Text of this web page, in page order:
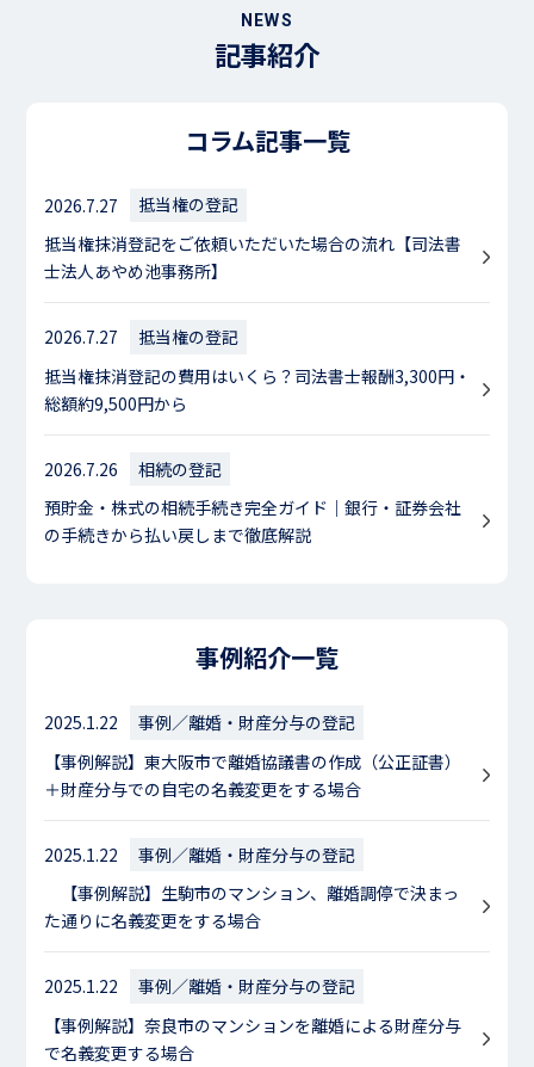
NEWS
記事紹介
コラム記事一覧
2026.7.27
抵当権の登記
抵当権抹消登記をご依頼いただいた場合の流れ【司法書
士法人あやめ池事務所】
2026.7.27
抵当権の登記
抵当権抹消登記の費用はいくら？司法書士報酬3,300円・
総額約9,500円から
2026.7.26
相続の登記
預貯金・株式の相続手続き完全ガイド｜銀行・証券会社
の手続きから払い戻しまで徹底解説
事例紹介一覧
2025.1.22
事例／離婚・財産分与の登記
【事例解説】東大阪市で離婚協議書の作成（公正証書）
＋財産分与での自宅の名義変更をする場合
2025.1.22
事例／離婚・財産分与の登記
【事例解説】生駒市のマンション、離婚調停で決まっ
た通りに名義変更をする場合
2025.1.22
事例／離婚・財産分与の登記
【事例解説】奈良市のマンションを離婚による財産分与
で名義変更する場合